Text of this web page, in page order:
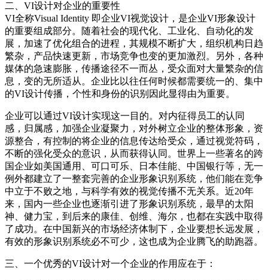
二、VI设计对企业的重要性
VI全称Visual Identity 即企业VI视觉设计，是企业VI形象设计
的重要组成部分。随着社会的现代化、工业化、自动化的发
展，加速了优化组合的进程，其规模不断扩大，组织机构日趋
繁杂，产品快速更新，市场竞争也变的更加激烈。另外，各种
媒体的急速膨胀，传播途径不一而丛，受众面对大量繁杂的信
息，变的无所适从。企业比以往任何时候都需要统一的、集中
的VI设计传播，个性和身份的识别因此显得由为重要。
企业可以通过VI设计实现这一目的。对内征得员工的认同
感，归属感，加强企业凝聚力，对外树立企业的整体形象，资
源整合，有控制的将企业的信息传达给受众，通过视觉符码，
不断的强化受众的意识，从而获得认同。世界上一些著名的跨
国企业如美国通用、可口可乐、日本佳能、中国银行等，无一
例外都建立了一整套完善的企业形象识别系统，他们能在竞争
中立于不败之地，与科学有效的视觉传播不无关系。近20年
来，国内一些企业也逐渐引进了形象识别系统，最早的太阳
神、健力宝，到后来的康佳、创维、海尔，也都在实践中取得
了成功。在中国新兴的市场经济体制下，企业要想长远发展，
有效的形象识别系统必不可少，这也成为企业腾飞的助跑器。
三、一个优秀的VI设计对一个企业的作用应在于：